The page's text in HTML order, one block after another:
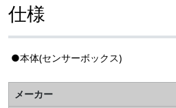
仕様
●本体(センサーボックス)
メーカー